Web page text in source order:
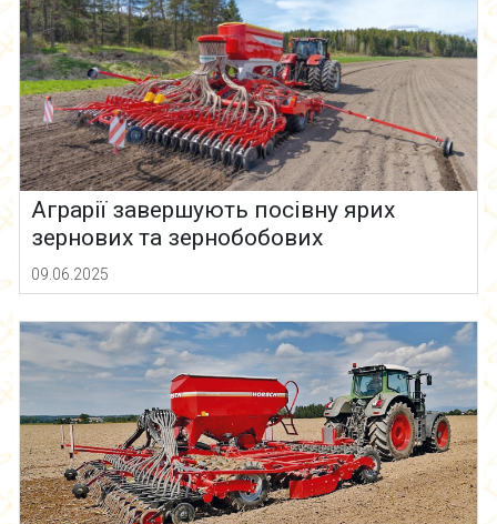
Аграрії завершують посівну ярих
зернових та зернобобових
09.06.2025